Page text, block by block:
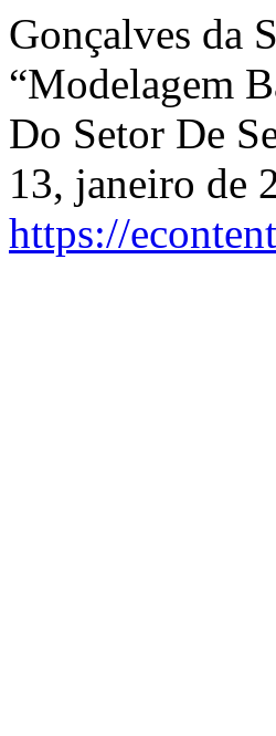
Gonçalves da
“Modelagem
Do Setor De
13, janeiro de
https://